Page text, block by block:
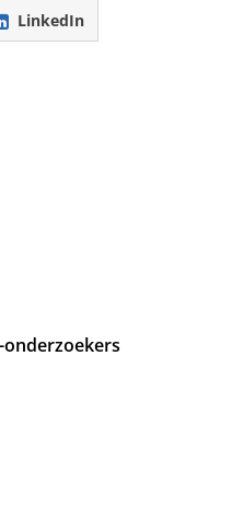
LinkedIn
onderzoekers